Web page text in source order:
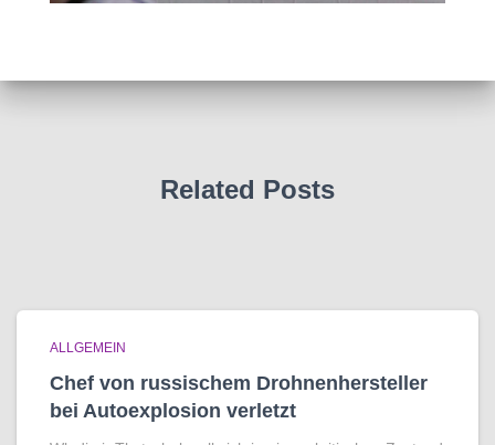
Related Posts
ALLGEMEIN
Chef von russischem Drohnenhersteller
bei Autoexplosion verletzt